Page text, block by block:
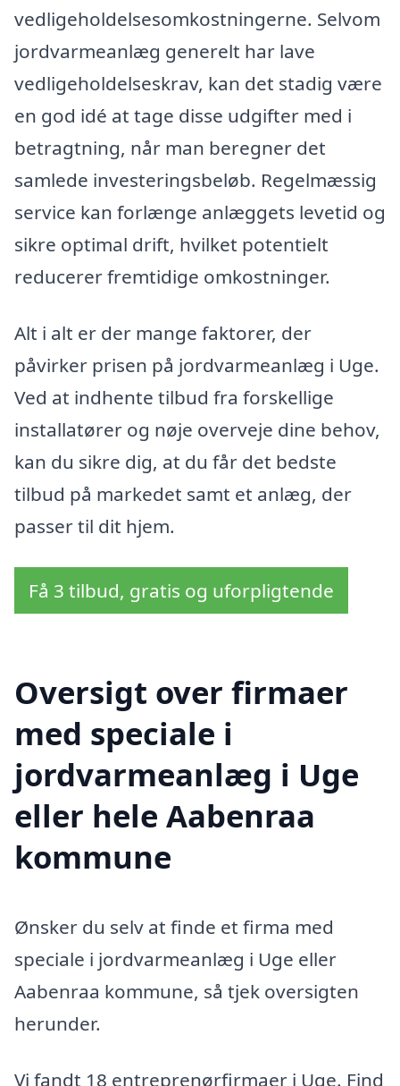
vedligeholdelsesomkostningerne. Selvom
jordvarmeanlæg generelt har lave
vedligeholdelseskrav, kan det stadig være
en god idé at tage disse udgifter med i
betragtning, når man beregner det
samlede investeringsbeløb. Regelmæssig
service kan forlænge anlæggets levetid og
sikre optimal drift, hvilket potentielt
reducerer fremtidige omkostninger.
Alt i alt er der mange faktorer, der
påvirker prisen på jordvarmeanlæg i Uge.
Ved at indhente tilbud fra forskellige
installatører og nøje overveje dine behov,
kan du sikre dig, at du får det bedste
tilbud på markedet samt et anlæg, der
passer til dit hjem.
Få 3 tilbud, gratis og uforpligtende
Oversigt over firmaer
med speciale i
jordvarmeanlæg i Uge
eller hele Aabenraa
kommune
Ønsker du selv at finde et firma med
speciale i jordvarmeanlæg i Uge eller
Aabenraa kommune, så tjek oversigten
herunder.
Vi fandt 18 entreprenørfirmaer i Uge. Find